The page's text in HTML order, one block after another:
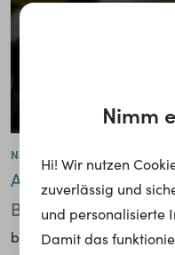
Nicole Schyra
Auszubildende
Bildungsweg
bei Hartlauer
Nimm
Hi! Wir nutzen
zuverlässig und
und personalisierte
Damit das